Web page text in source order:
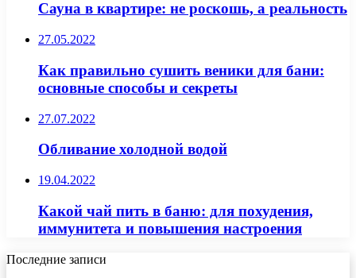
Сауна в квартире: не роскошь, а реальность
27.05.2022
Как правильно сушить веники для бани:
основные способы и секреты
27.07.2022
Обливание холодной водой
19.04.2022
Какой чай пить в баню: для похудения,
иммунитета и повышения настроения
Последние записи